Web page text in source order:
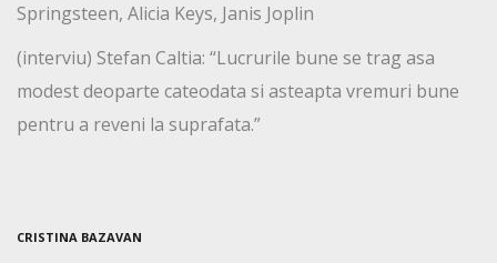
Springsteen, Alicia Keys, Janis Joplin
(interviu) Stefan Caltia: “Lucrurile bune se trag asa
modest deoparte cateodata si asteapta vremuri bune
pentru a reveni la suprafata.”
CRISTINA BAZAVAN